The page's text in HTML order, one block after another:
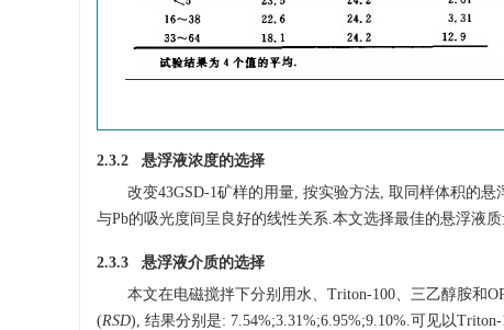
2.3.2 悬浮液浓度的选择
改变43GSD-1矿样的用量, 按实验方法, 取同样体积的
与Pb的吸光度间呈良好的线性关系.本文选择最佳的悬浮液
2.3.3 悬浮液介质的选择
本文在电磁搅拌下分别用水、Triton-100、三乙醇胺和
(RSD), 结果分别是: 7.54%;3.31%;6.95%;9.10%.可见以